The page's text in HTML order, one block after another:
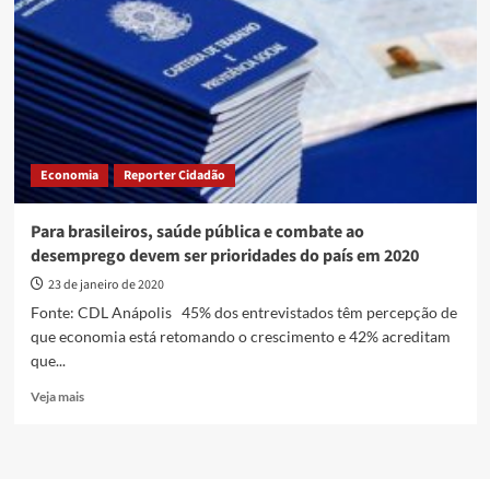
futuro
profissões
no
mundo
Economia Reporter Cidadão
Para brasileiros, saúde pública e combate ao
desemprego devem ser prioridades do país em 2020
23 de janeiro de 2020
Fonte: CDL Anápolis 45% dos entrevistados têm percepção de
que economia está retomando o crescimento e 42% acreditam
que...
Veja maisRead